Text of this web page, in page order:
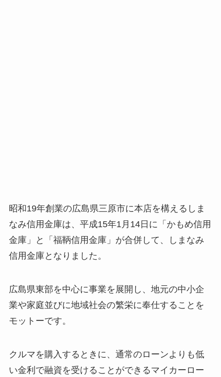
昭和19年創業の広島県三原市に本店を構えるしま
なみ信用金庫は、平成15年1月14日に「かもめ信用
金庫」と「福鞆信用金庫」が合併して、しまなみ
信用金庫となりました。
広島県東部を中心に事業を展開し、地元の中小企
業や家庭並びに地域社会の繁栄に奉仕することを
モットーです。
クルマを購入するときに、通常のローンよりも低
い金利で融資を受けることができるマイカーロー